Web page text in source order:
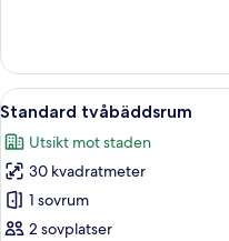
dubbelrum
Öppna
alla
foton
för
Standard
tvåbäddsrum
6
Standard tvåbäddsrum
Utsikt mot staden
30 kvadratmeter
1 sovrum
2 sovplatser